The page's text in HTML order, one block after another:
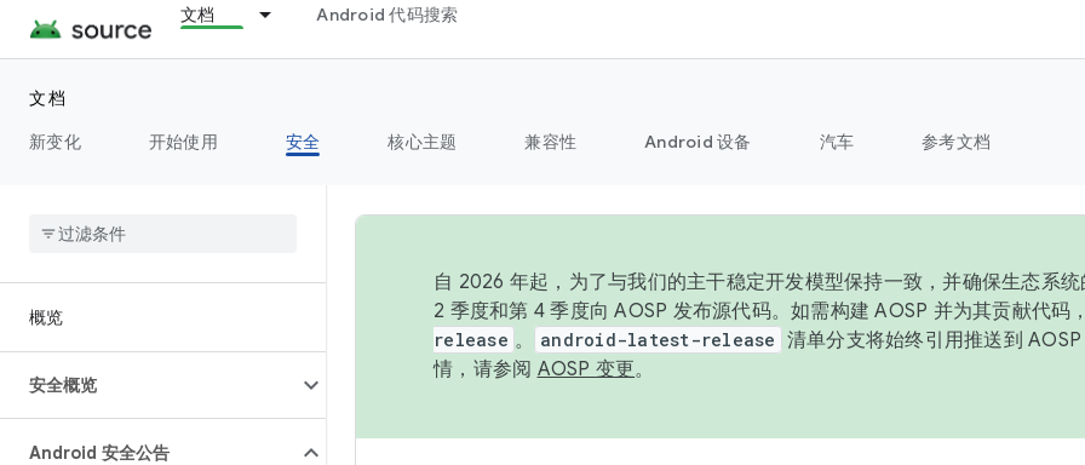
文档 Android 代码搜索
文档
新变化
开始使用 安全 核心主题 兼容性 Android 设备 汽车 参考文档
概览
安全概览
Android 安全公告
自 2026 年起，为了与我们的主干稳定开发模型保持一致，并确保生态系
2 季度和第 4 季度向 AOSP 发布源代码。如需构建 AOSP 并为其贡献代码
release 。 android-latest-release 清单分支将始终引用推送到
情，请参阅 AOSP 变更。